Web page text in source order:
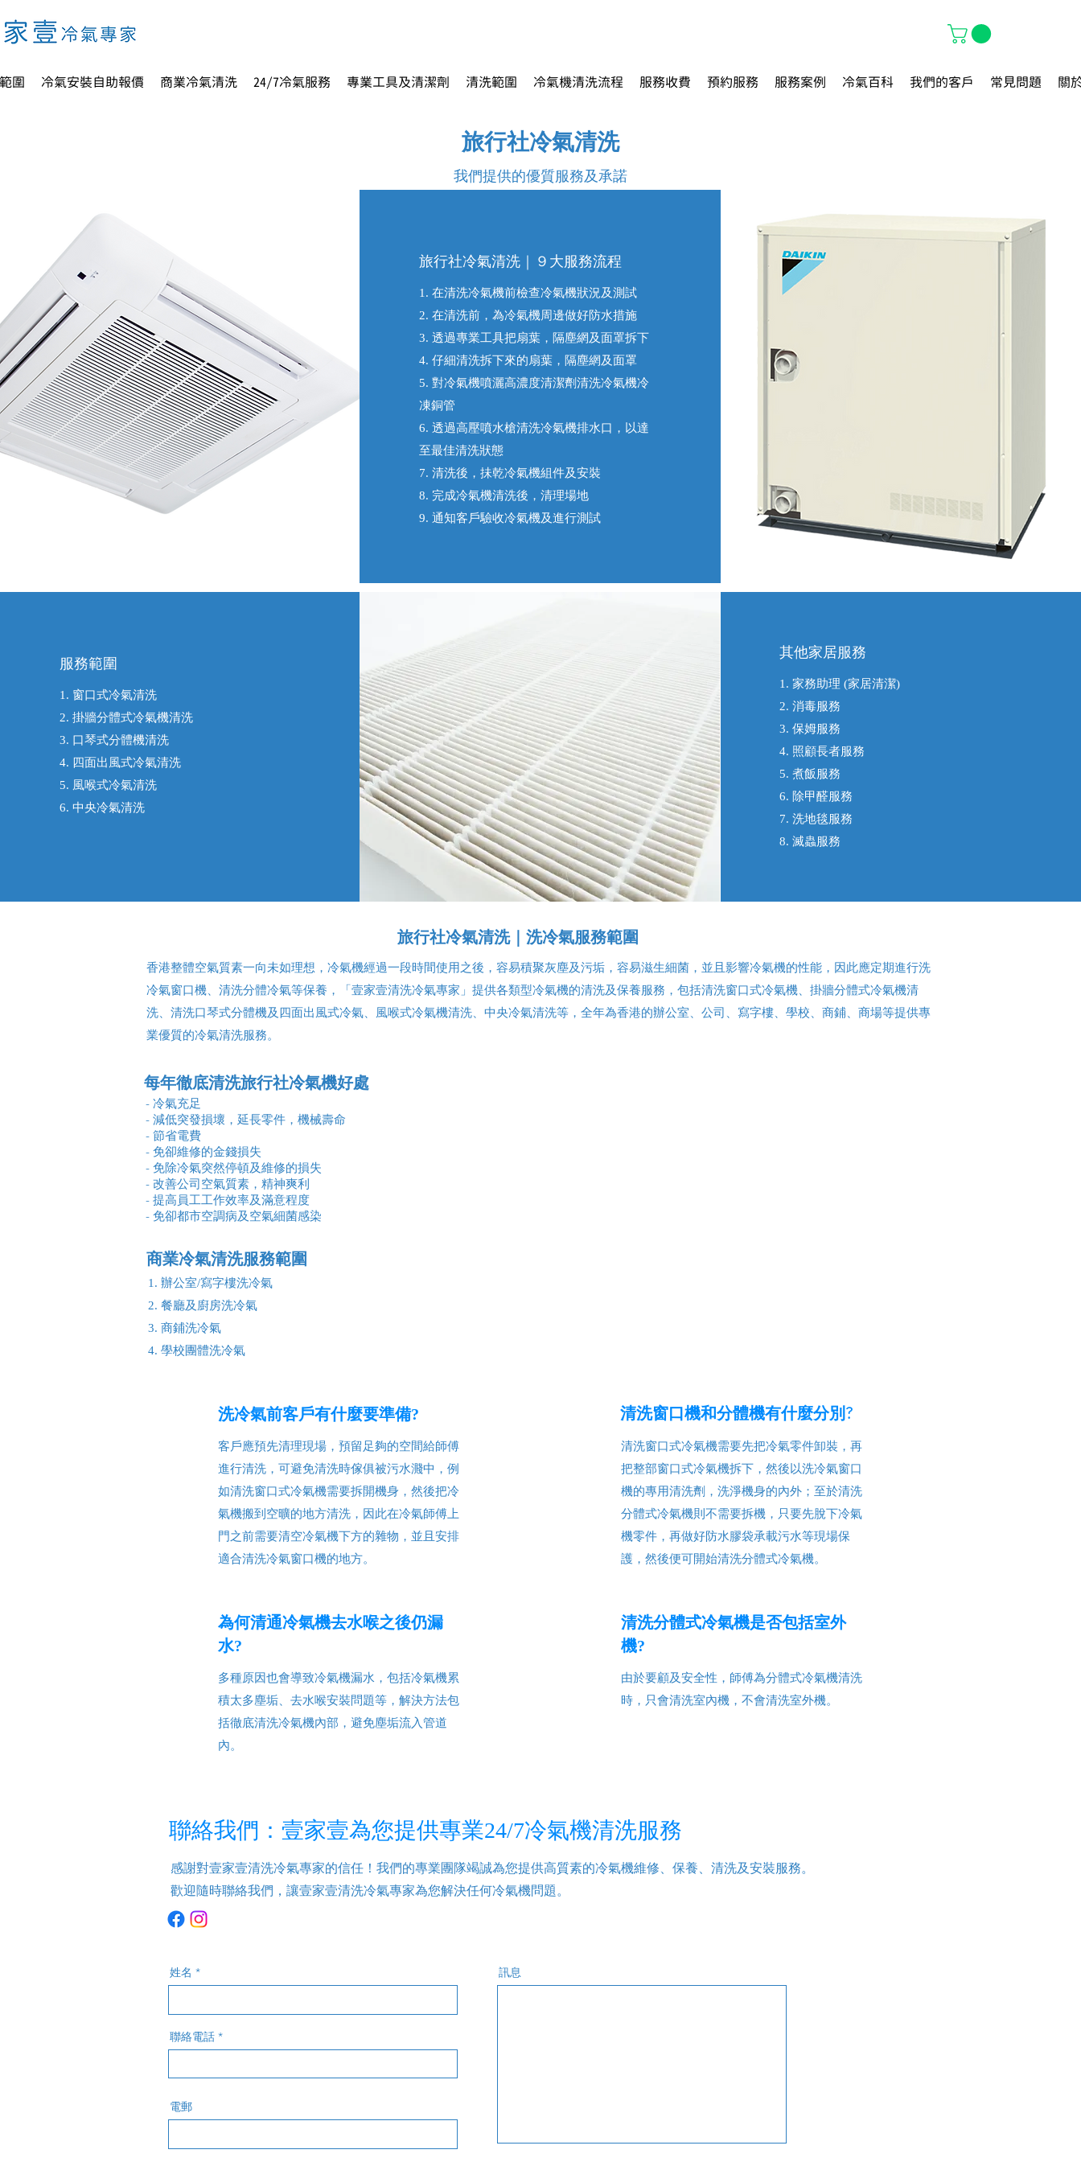
圍 冷氣安裝自助報價 商業冷氣清洗 24/7冷氣服務 專業工具及清潔劑 清洗範圍 冷氣機清洗流程 服務收費 預約服務 服務案例 冷氣百科 我們的客戶 常見問題 關
旅行社冷氣清洗
​我們提供的優質服務及承諾
旅行社冷氣清洗｜９大​服務流程
1. 在清洗冷氣機前檢查冷氣機狀況及測試
2. 在清洗前，為冷氣機周邊做好防水措施
3. 透過專業工具把扇葉，隔塵網及面罩拆下
4. 仔細清洗拆下來的扇葉，隔塵網及面罩
5. 對冷氣機噴灑高濃度清潔劑清洗冷氣機冷
凍銅管
6. 透過高壓噴水槍清洗冷氣機排水口，以達
至最佳清洗狀態
7. 清洗後，抺乾冷氣機組件及安裝
8. 完成冷氣機清洗後，清理場地
9. 通知客戶驗收冷氣機及進行測試
服務範圍
1. 窗口式冷氣清洗
2. 掛牆分體式冷氣機清洗
3. 口琴式分體機清洗
4. 四面出風式冷氣清洗
5. 風喉式冷氣清洗
6. 中央冷氣清洗
其他家居服務
1. 家務助理 (家居清潔)
2. 消毒服務
3. 保姆服務
4. 照顧長者服務
5. 煮飯服務
6. 除甲醛服務
7. 洗地毯服務
8. 滅蟲服務
旅行社冷氣清洗｜洗冷氣服務範圍
香港整體空氣質素一向未如理想，冷氣機經過一段時間使用之後，容易積聚灰塵及污垢，容易滋生細菌，並且影響冷氣機的性能，因此應定期進行洗
冷氣窗口機、清洗分體冷氣等保養，「壹家壹清洗冷氣專家」提供各類型冷氣機的清洗及保養服務，包括清洗窗口式冷氣機、掛牆分體式冷氣機清
洗、清洗口琴式分體機及四面出風式冷氣、風喉式冷氣機清洗、中央冷氣清洗等，全年為香港的辦公室、公司、寫字樓、學校、商鋪、商場等提供專
業優質的冷氣清洗服務。
每年徹底清洗旅行社冷氣機好處
- 冷氣充足
- 減低突發損壞，延長零件，機械壽命
- 節省電費
- 免卻維修的金錢損失
- 免除冷氣突然停頓及維修的損失
- 改善公司空氣質素，精神爽利
- 提高員工工作效率及滿意程度
- 免卻都市空調病及空氣細菌感染
商業冷氣清洗服務範圍
1. 辦公室/寫字樓洗冷氣
2. 餐廳及廚房洗冷氣
3. 商鋪洗冷氣
4. 學校團體洗冷氣
洗冷氣前客戶有什麼要準備?
客戶應預先清理現場，預留足夠的空間給師傅
進行清洗，可避免清洗時傢俱被污水濺中，例
如清洗窗口式冷氣機需要拆開機身，然後把冷
氣機搬到空曠的地方清洗，因此在冷氣師傅上
門之前需要清空冷氣機下方的雜物，並且安排
適合清洗冷氣窗口機的地方。
為何清通冷氣機去水喉之後仍漏
水?
多種原因也會導致冷氣機漏水，包括冷氣機累
積太多塵垢、去水喉安裝問題等，解決方法包
括徹底清洗冷氣機內部，避免塵垢流入管道
內。
清洗窗口機和分體機有什麼分別?
清洗窗口式冷氣機需要先把冷氣零件卸裝，再
把整部窗口式冷氣機拆下，然後以洗冷氣窗口
機的專用清洗劑，洗淨機身的內外；至於清洗
分體式冷氣機則不需要拆機，只要先脫下冷氣
機零件，再做好防水膠袋承載污水等現場保
護，然後便可開始清洗分體式冷氣機。
清洗分體式冷氣機是否包括室外
機?
由於要顧及安全性，師傅為分體式冷氣機清洗
時，只會清洗室內機，不會清洗室外機。
聯絡我們：壹家壹為您提供專業24/7冷氣機清洗服務
感謝對壹家壹清洗冷氣專家的信任！我們的專業團隊竭誠為您提供高質素的冷氣機維修、保養、清洗及安裝服務。
歡迎隨時聯絡我們，讓壹家壹清洗冷氣專家為您解決任何冷氣機問題。
姓名
聯絡電話
電郵
訊息